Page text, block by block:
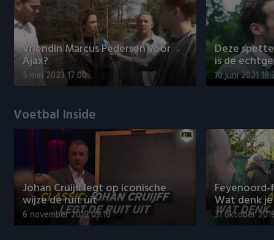
Vriendin Marcus Pedersen voor
Ajax?
5 mei 2023 17:00
Deze
is de
10 juni 2021
Voetbal Inside
Johan Cruijff legt op iconische
wijze de ruit uit
6 november 2019 09:16
Feyenoord-
Wat denk
31 oktober